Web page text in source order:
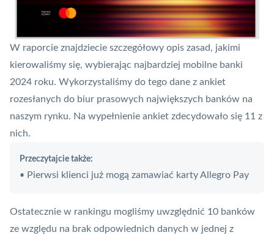
W raporcie znajdziecie szczegółowy opis zasad, jakimi
kierowaliśmy się, wybierając najbardziej mobilne banki
2024 roku. Wykorzystaliśmy do tego dane z ankiet
rozesłanych do biur prasowych największych banków na
naszym rynku. Na wypełnienie ankiet zdecydowało się 11 z
nich.
Przeczytajcie także:
• Pierwsi klienci już mogą zamawiać karty Allegro Pay
Ostatecznie w rankingu mogliśmy uwzględnić 10 banków
ze względu na brak odpowiednich danych w jednej z